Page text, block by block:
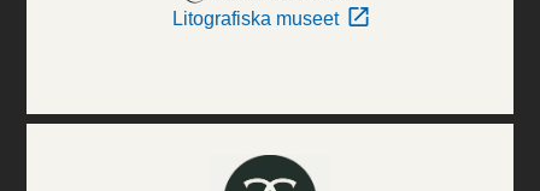
Litografiska museet